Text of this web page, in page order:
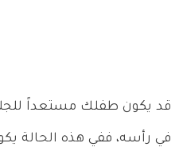
قد يكون طفلك مستعداً
في رأسه، ففي هذه الحالة